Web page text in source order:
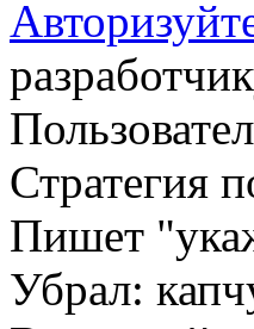
Пишет
Убрал: